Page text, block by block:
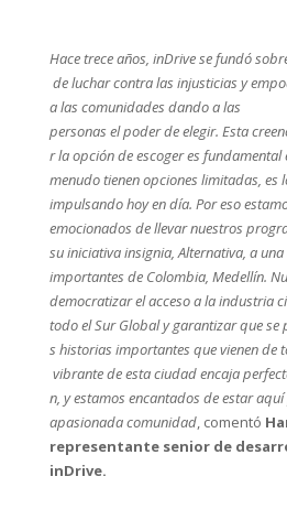
Hacetreceaños, inDrivesefundó
delucharcontralas injusticias y
alas comunidades dando a las
personas elpoderdeelegir. Esta
rlaopcióndeescoger es
menudo tienen opciones limitadas, es
impulsando hoy en día. Por eso
emocionados de llevar nuestros
su iniciativa insignia, Alternativa, a
importantes de Colombia, Medellín.
democratizar el acceso a la industria
todo el Sur Global y garantizar que se
s historias importantes que vienen de
vibrante de esta ciudad encaja
n, y estamos encantados de estar
apasionada comunidad, comentó
representante senior de
inDrive.